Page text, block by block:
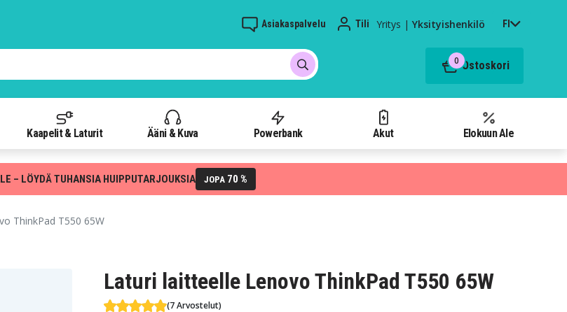
Asiakaspalvelu Tili Yritys | Yksityishenkilö FI
0 Ostoskori
Kaapelit & Laturit Ääni & Kuva Powerbank Akut Elokuun Ale
– LÖYDÄ TUHANSIA HUIPPUTARJOUKSIA JOPA 70 %
ThinkPad T550 65W
Laturi laitteelle Lenovo ThinkPad T550 65W
(7 Arvostelut)